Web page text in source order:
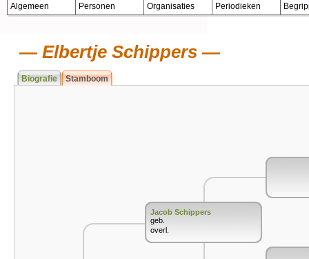
Algemeen Personen Organisaties Periodieken
Elbertje Schippers
Biografie Stamboom
Jacob Schippers
geb.
overl.